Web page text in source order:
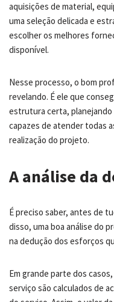
aquisições de material,
uma seleção delicada e
escolher os melhores
disponível.
Nesse processo, o bom
revelando. É ele que
estrutura certa,
capazes de atender todas
realização do projeto.
A análise da
É preciso saber, antes de
disso, uma boa análise do
na dedução dos esforços
Em grande parte dos
serviço são calculados de